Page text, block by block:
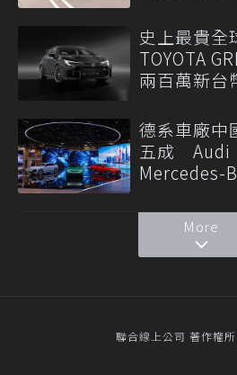
史上最貴全
TOYOTA
兩百萬新台
德系車廠中
五成 Audi
Mercedes-
More
聯合線上公司 著作權